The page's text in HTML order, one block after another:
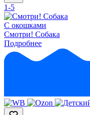
1-5
С окошками
Смотри! Собака
Подробнее